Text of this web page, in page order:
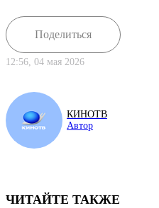
Поделиться
12:56, 04 мая 2026
КИНОТВ
Автор
ЧИТАЙТЕ ТАКЖЕ